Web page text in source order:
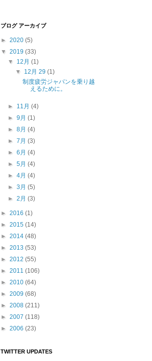
ブログ アーカイブ
► 2020 (5)
▼ 2019 (33)
▼ 12月(1)
▼ 12月 29 (1)
制度疲労ジャパンを乗り越
えるために。
► 11月(4)
►9月(1)
►8月(4)
►7月(3)
►6月(4)
►5月(4)
►4月(4)
►3月(5)
►2月(3)
► 2016 (1)
► 2015 (14)
► 2014 (48)
► 2013 (53)
► 2012 (55)
► 2011 (106)
► 2010 (64)
► 2009 (68)
► 2008 (211)
► 2007 (118)
► 2006 (23)
TWITTER UPDATES